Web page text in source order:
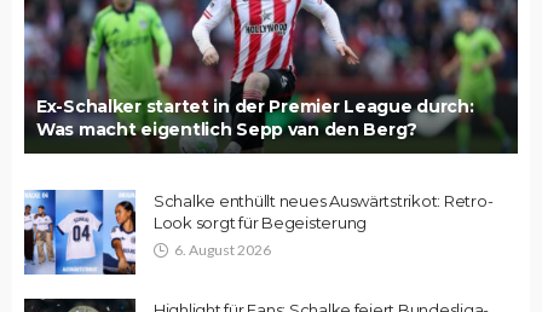
Ex-Schalker startet in der Premier League durch:
Was macht eigentlich Sepp van den Berg?
Schalke enthüllt neues Auswärtstrikot: Retro-
Look sorgt für Begeisterung
6. August 2026